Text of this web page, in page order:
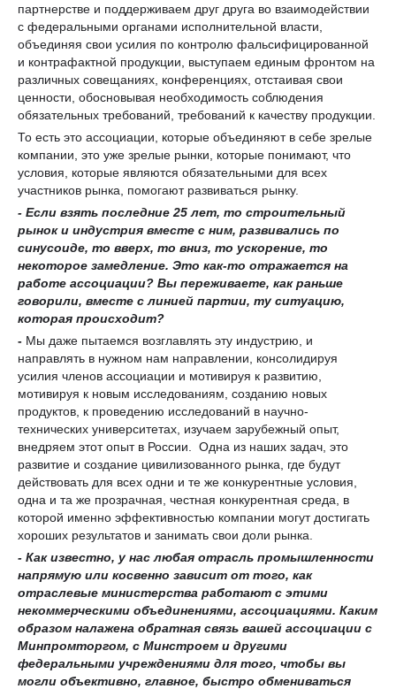
партнерстве и поддерживаем друг друга во взаимодействии
с федеральными органами исполнительной власти,
объединяя свои усилия по контролю фальсифицированной
и контрафактной продукции, выступаем единым фронтом на
различных совещаниях, конференциях, отстаивая свои
ценности, обосновывая необходимость соблюдения
обязательных требований, требований к качеству продукции.
То есть это ассоциации, которые объединяют в себе зрелые
компании, это уже зрелые рынки, которые понимают, что
условия, которые являются обязательными для всех
участников рынка, помогают развиваться рынку.
- Если взять последние 25 лет, то строительный
рынок и индустрия вместе с ним, развивались по
синусоиде, то вверх, то вниз, то ускорение, то
некоторое замедление. Это как-то отражается на
работе ассоциации? Вы переживаете, как раньше
говорили, вместе с линией партии, ту ситуацию,
которая происходит?
- Мы даже пытаемся возглавлять эту индустрию, и
направлять в нужном нам направлении, консолидируя
усилия членов ассоциации и мотивируя к развитию,
мотивируя к новым исследованиям, созданию новых
продуктов, к проведению исследований в научно-
технических университетах, изучаем зарубежный опыт,
внедряем этот опыт в России. Одна из наших задач, это
развитие и создание цивилизованного рынка, где будут
действовать для всех одни и те же конкурентные условия,
одна и та же прозрачная, честная конкурентная среда, в
которой именно эффективностью компании могут достигать
хороших результатов и занимать свои доли рынка.
- Как известно, у нас любая отрасль промышленности
напрямую или косвенно зависит от того, как
отраслевые министерства работают с этими
некоммерческими объединениями, ассоциациями. Каким
образом налажена обратная связь вашей ассоциации с
Минпромторгом, с Минстроем и другими
федеральными учреждениями для того, чтобы вы
могли объективно, главное, быстро обмениваться